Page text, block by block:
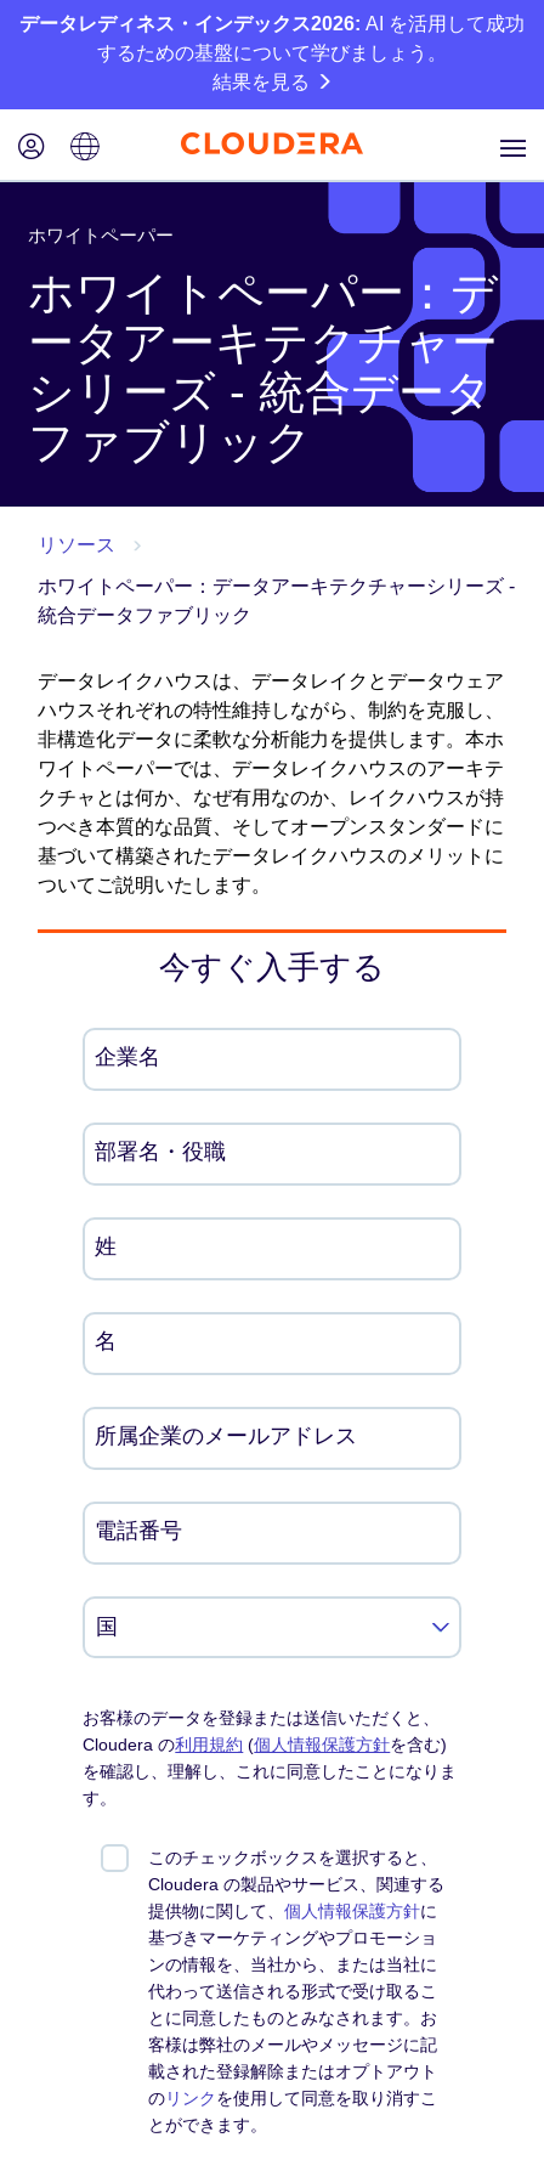
データレディネス・インデックス2026: AI を活用して成功
するための基盤について学びましょう。
結果を見る
ホワイトペーパー
ホワイトペーパー：デ
ータアーキテクチャー
シリーズ - 統合データ
ファブリック
リソース
ホワイトペーパー：データアーキテクチャーシリーズ -
統合データファブリック
データレイクハウスは、データレイクとデータウェア
ハウスそれぞれの特性維持しながら、制約を克服し、
非構造化データに柔軟な分析能力を提供します。本ホ
ワイトペーパーでは、データレイクハウスのアーキテ
クチャとは何か、なぜ有用なのか、レイクハウスが持
つべき本質的な品質、そしてオープンスタンダードに
基づいて構築されたデータレイクハウスのメリットに
ついてご説明いたします。
今すぐ入手する
企業名
部署名・役職
姓
名
所属企業のメールアドレス
電話番号
お客様のデータを登録または送信いただくと、
Cloudera の利用規約 (個人情報保護方針を含む)
を確認し、理解し、これに同意したことになりま
す。
このチェックボックスを選択すると、
Cloudera の製品やサービス、関連する
提供物に関して、個人情報保護方針に
基づきマーケティングやプロモーショ
ンの情報を、当社から、または当社に
代わって送信される形式で受け取るこ
とに同意したものとみなされます。お
客様は弊社のメールやメッセージに記
載された登録解除またはオプトアウト
のリンクを使用して同意を取り消すこ
とができます。